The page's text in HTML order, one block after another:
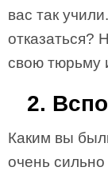
вас так
отказаться?
свою тюрьму
2.
Каким вы
очень сильно